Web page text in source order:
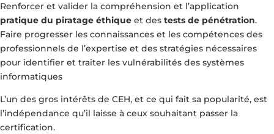
Renforcer et valider la compréhension et l’application
pratique du piratage éthique et des tests de pénétration.
Faire progresser les connaissances et les compétences des
professionnels de l’expertise et des stratégies nécessaires
pour identifier et traiter les vulnérabilités des systèmes
informatiques
L’un des gros intérêts de CEH, et ce qui fait sa popularité, est
l’indépendance qu’il laisse à ceux souhaitant passer la
certification.